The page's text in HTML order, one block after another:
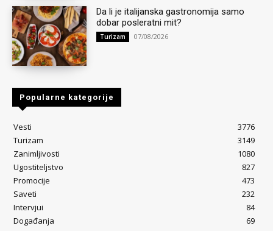
Da li je italijanska gastronomija samo
dobar posleratni mit?
Turizam 07/08/2026
Popularne kategorije
Vesti
3776
Turizam
3149
Zanimljivosti
1080
Ugostiteljstvo
827
Promocije
473
Saveti
232
Intervjui
84
Događanja
69